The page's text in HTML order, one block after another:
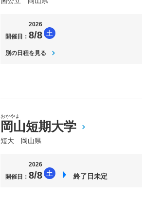
開催日：
2026
8/8 土
別の日程を見る
おかやま
岡山短期大学
短大 岡山県
開催日：
2026
8/8 土 終了日未定